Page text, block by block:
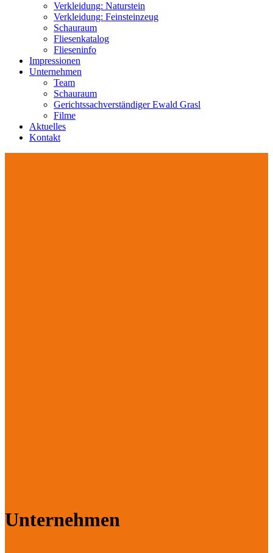
Verkleidung: Naturstein
Verkleidung: Feinsteinzeug
Schauraum
Fliesenkatalog
Flieseninfo
Impressionen
Unternehmen
Team
Schauraum
Gerichtssachverständiger Ewald Grasl
Filme
Aktuelles
Kontakt
Unternehmen